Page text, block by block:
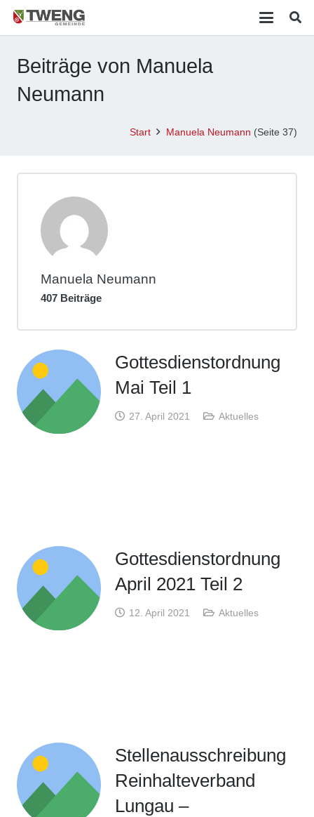
Beiträge von Manuela
Neumann
Start Manuela Neumann (Seite 37)
Manuela Neumann
407 Beiträge
Gottesdienstordnung
Mai Teil 1
27. April 2021 Aktuelles
Gottesdienstordnung
April 2021 Teil 2
12. April 2021 Aktuelles
Stellenausschreibung
Reinhalteverband
Lungau –